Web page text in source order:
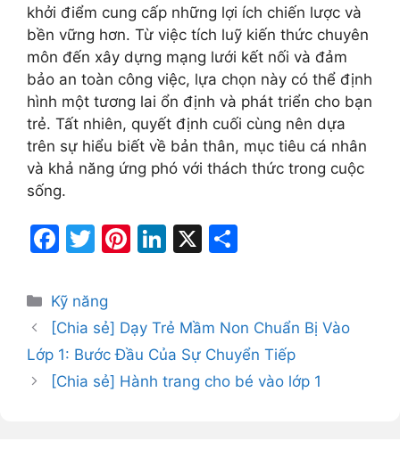
khởi điểm cung cấp những lợi ích chiến lược và
bền vững hơn. Từ việc tích luỹ kiến thức chuyên
môn đến xây dựng mạng lưới kết nối và đảm
bảo an toàn công việc, lựa chọn này có thể định
hình một tương lai ổn định và phát triển cho bạn
trẻ. Tất nhiên, quyết định cuối cùng nên dựa
trên sự hiểu biết về bản thân, mục tiêu cá nhân
và khả năng ứng phó với thách thức trong cuộc
sống.
F
c
e
b
o
T
itt
er
Pi
e
st
Li
e
dI
n
X
e
Danh
mục
Kỹ năng
[Chia sẻ] Dạy Trẻ Mầm Non Chuẩn Bị Vào
Lớp 1: Bước Đầu Của Sự Chuyển Tiếp
[Chia sẻ] Hành trang cho bé vào lớp 1